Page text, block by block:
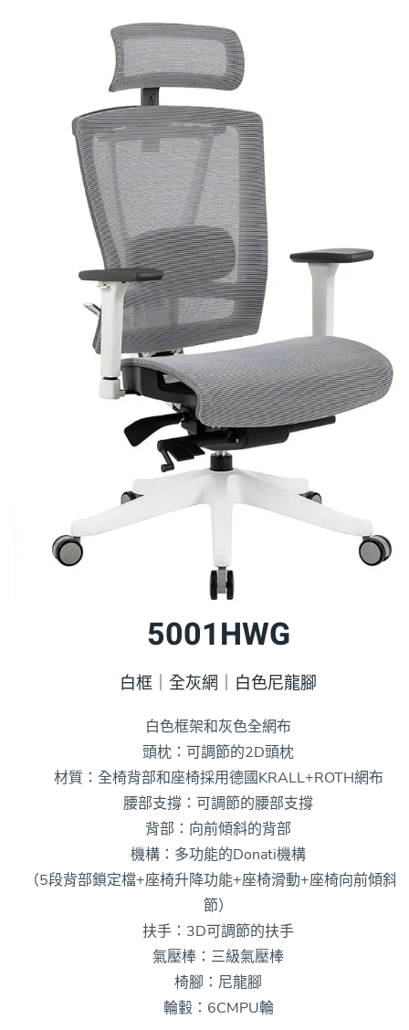
5001HWG
白框｜全灰網｜白色尼龍腳
白色框架和灰色全網布
頭枕：可調節的2D頭枕
材質：全椅背部和座椅採用德國KRALL+ROTH網布
腰部支撐：可調節的腰部支撐
背部：向前傾斜的背部
機構：多功能的Donati機構
（5段背部鎖定檔+座椅升降功能+座椅滑動+座椅向前傾斜
節）
扶手：3D可調節的扶手
氣壓棒：三級氣壓棒
椅腳：尼龍腳
輪轂：6CMPU輪